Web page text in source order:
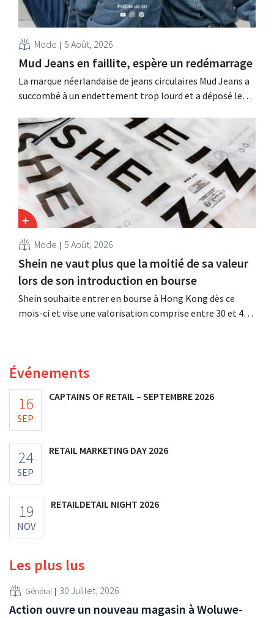
Mode 5 Août, 2026
Mud Jeans en faillite, espère un redémarrage
La marque néerlandaise de jeans circulaires Mud Jeans a
succombé à un endettement trop lourd et a déposé le
l'histoire ne s'arrête pas là.
Mode 5 Août, 2026
Shein ne vaut plus que la moitié de sa valeur
lors de son introduction en bourse
Shein souhaite entrer en bourse à Hong Kong dès ce
mois-ci et vise une valorisation comprise entre 30 et 40
sa rentabilité.
Événements
16
SEP
CAPTAINS OF RETAIL – SEPTEMBRE 2026
24
SEP
RETAIL MARKETING DAY 2026
19
NOV
RETAILDETAIL NIGHT 2026
Les plus lus
Général 30 Juillet, 2026
Action ouvre un nouveau magasin à Woluwe-